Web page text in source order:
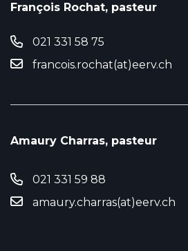
François Rochat, pasteur
021 331 58 75
francois.rochat(at)eerv.ch
Amaury Charras, pasteur
021 331 59 88
amaury.charras(at)eerv.ch